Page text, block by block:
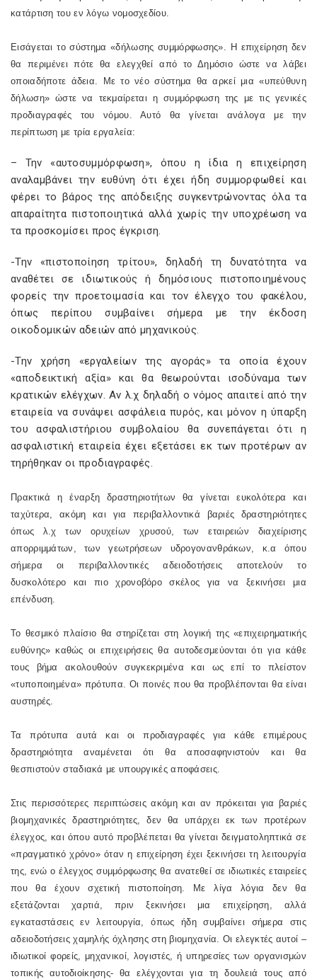
κατάρτιση του εν λόγω νομοσχεδίου.
Εισάγεται το σύστημα «δήλωσης συμμόρφωσης». Η επιχείρηση δεν
θα περιμένει πότε θα ελεγχθεί από το Δημόσιο ώστε να λάβει
οποιαδήποτε άδεια. Με το νέο σύστημα θα αρκεί μια «υπεύθυνη
δήλωση» ώστε να τεκμαίρεται η συμμόρφωση της με τις γενικές
προδιαγραφές του νόμου. Αυτό θα γίνεται ανάλογα με την
περίπτωση με τρία εργαλεία:
– Την «αυτοσυμμόρφωση», όπου η ίδια η επιχείρηση
αναλαμβάνει την ευθύνη ότι έχει ήδη συμμορφωθεί και
φέρει το βάρος της απόδειξης συγκεντρώνοντας όλα τα
απαραίτητα πιστοποιητικά αλλά χωρίς την υποχρέωση να
τα προσκομίσει προς έγκριση.
-Την «πιστοποίηση τρίτου», δηλαδή τη δυνατότητα να
αναθέτει σε ιδιωτικούς ή δημόσιους πιστοποιημένους
φορείς την προετοιμασία και τον έλεγχο του φακέλου,
όπως περίπου συμβαίνει σήμερα με την έκδοση
οικοδομικών αδειών από μηχανικούς.
-Την χρήση «εργαλείων της αγοράς» τα οποία έχουν
«αποδεικτική αξία» και θα θεωρούνται ισοδύναμα των
κρατικών ελέγχων. Αν λ.χ δηλαδή ο νόμος απαιτεί από την
εταιρεία να συνάψει ασφάλεια πυρός, και μόνον η ύπαρξη
του ασφαλιστήριου συμβολαίου θα συνεπάγεται ότι η
ασφαλιστική εταιρεία έχει εξετάσει εκ των προτέρων αν
τηρήθηκαν οι προδιαγραφές.
Πρακτικά η έναρξη δραστηριοτήτων θα γίνεται ευκολότερα και
ταχύτερα, ακόμη και για περιβαλλοντικά βαριές δραστηριότητες
όπως λ.χ των ορυχείων χρυσού, των εταιρειών διαχείρισης
απορριμμάτων, των γεωτρήσεων υδρογονανθράκων, κ.α όπου
σήμερα οι περιβαλλοντικές αδειοδοτήσεις αποτελούν το
δυσκολότερο και πιο χρονοβόρο σκέλος για να ξεκινήσει μια
επένδυση.
Το θεσμικό πλαίσιο θα στηρίζεται στη λογική της «επιχειρηματικής
ευθύνης» καθώς οι επιχειρήσεις θα αυτοδεσμεύονται ότι για κάθε
τους βήμα ακολουθούν συγκεκριμένα και ως επί το πλείστον
«τυποποιημένα» πρότυπα. Οι ποινές που θα προβλέπονται θα είναι
αυστηρές.
Τα πρότυπα αυτά και οι προδιαγραφές για κάθε επιμέρους
δραστηριότητα αναμένεται ότι θα αποσαφηνιστούν και θα
θεσπιστούν σταδιακά με υπουργικές αποφάσεις.
Στις περισσότερες περιπτώσεις ακόμη και αν πρόκειται για βαριές
βιομηχανικές δραστηριότητες, δεν θα υπάρχει εκ των προτέρων
έλεγχος, και όπου αυτό προβλέπεται θα γίνεται δειγματοληπτικά σε
«πραγματικό χρόνο» όταν η επιχείρηση έχει ξεκινήσει τη λειτουργία
της, ενώ ο έλεγχος συμμόρφωσης θα ανατεθεί σε ιδιωτικές εταιρείες
που θα έχουν σχετική πιστοποίηση. Με λίγα λόγια δεν θα
εξετάζονται χαρτιά, πριν ξεκινήσει μια επιχείρηση, αλλά
εγκαταστάσεις εν λειτουργία, όπως ήδη συμβαίνει σήμερα στις
αδειοδοτήσεις χαμηλής όχλησης στη βιομηχανία. Οι ελεγκτές αυτοί –
ιδιωτικοί φορείς, μηχανικοί, λογιστές, ή υπηρεσίες των οργανισμών
τοπικής αυτοδιοίκησης- θα ελέγχονται για τη δουλειά τους από